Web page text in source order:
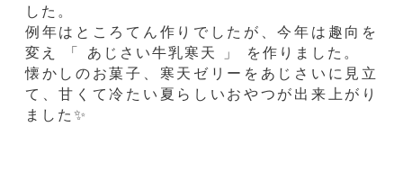
した。
例年はところてん作りでしたが、今年は趣向を
変え 「 あじさい牛乳寒天 」 を作りました。
懐かしのお菓子、寒天ゼリーをあじさいに見立
て、甘くて冷たい夏らしいおやつが出来上がり
ました✨